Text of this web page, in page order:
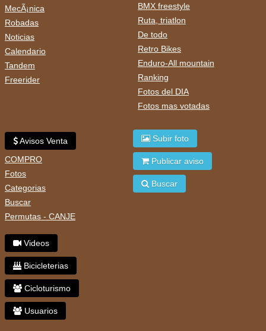
MecÃ¡nica
Robadas
Noticias
Calendario
Tandem
Freerider
BMX freestyle
Ruta, triatlon
De todo
Retro Bikes
Enduro-All mountain
Ranking
Fotos del DIA
Fotos mas votadas
Avisos Venta
COMPRO
Fotos
Categorias
Buscar
Permutas - CANJE
Videos
Bicicleterias
Cicloturismo
Usuarios
Subir foto
Publicar aviso
Buscar